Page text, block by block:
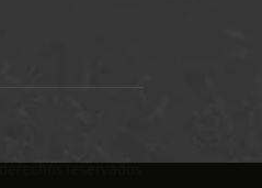
derechos reservados.